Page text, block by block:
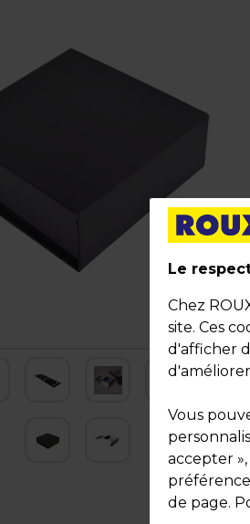
Le
Chez
site. Ces
d'afficher
Vous
accepter
de page.